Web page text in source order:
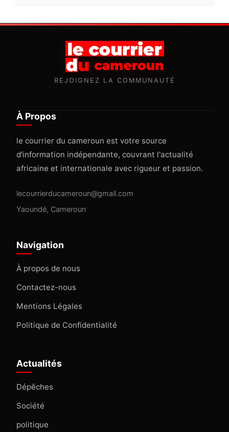
REJOIGNEZ LA COMMUNAUTÉ
À Propos
le courrier du cameroun est votre source
d'information indépendante, couvrant l'actualité
africaine et internationale avec rigueur et passion.
lecourrierducameroun@gmail.com
Yaoundé, Cameroun
Navigation
À propos de nous
Contactez-nous
Mentions Légales
Politique de Confidentialité
Actualités
Dépêches
Société
politique